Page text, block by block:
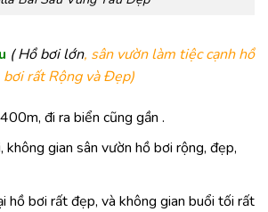
( Hồ bơi lớn, sân vườn làm tiệc cạnh hồ
bơi rất Rộng và Đẹp)
đi ra biển cũng gần .
không gian sân vườn hồ bơi rộng, đẹp,
hồ bơi rất đẹp, và không gian buổi tối rất